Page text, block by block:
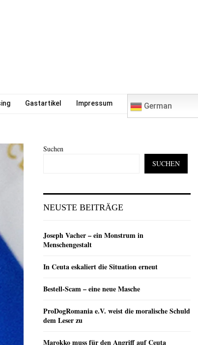
Gastartikel Impressum German
Suchen
SUCHEN
NEUSTE BEITRÄGE
Joseph Vacher – ein Monstrum in
Menschengestalt
In Ceuta eskaliert die Situation erneut
Bestell-Scam – eine neue Masche
ProDogRomania e.V. weist die moralische Schuld
dem Leser zu
Marokko muss für den Angriff auf Ceuta